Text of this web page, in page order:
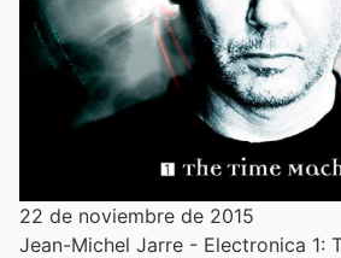
22 de noviembre de 2015
Jean-Michel Jarre - Electronica 1: